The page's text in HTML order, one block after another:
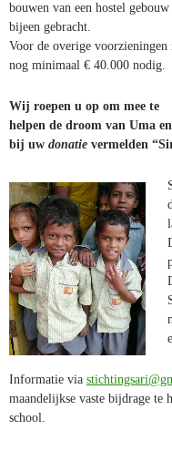
bouwen van een hostel gebouw
bijeen gebracht.
Voor de overige voorzieningen
nog minimaal € 40.000 nodig.
Wij roepen u op om mee te
helpen de droom van Uma
bij uw donatie vermelden
Informatie via
maandelijkse vaste bijdrage te
school.